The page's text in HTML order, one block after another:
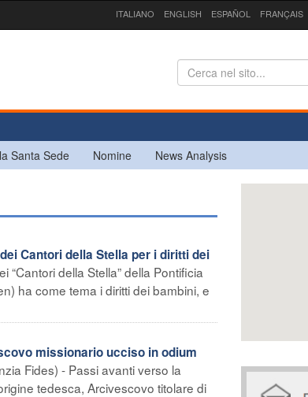
ITALIANO ENGLISH ESPAÑOL FRANÇAIS
Santa Sede Nomine News Analysis
Cantori della Stella per i diritti dei
della Stella” della Pontificia
ha come tema i diritti dei bambini, e
missionario ucciso in odium
Fides) - Passi avanti verso la
tedesca, Arcivescovo titolare di